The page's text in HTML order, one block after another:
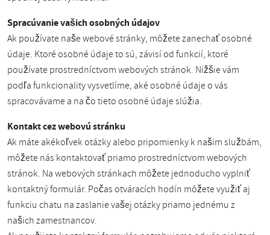
Spracúvanie vašich osobných údajov
Ak používate naše webové stránky, môžete zanechať osobné
údaje. Ktoré osobné údaje to sú, závisí od funkcií, ktoré
používate prostredníctvom webových stránok. Nižšie vám
podľa funkcionality vysvetlíme, aké osobné údaje o vás
spracovávame a na čo tieto osobné údaje slúžia.
Kontakt cez webovú stránku
Ak máte akékoľvek otázky alebo pripomienky k našim službám,
môžete nás kontaktovať priamo prostredníctvom webových
stránok. Na webových stránkach môžete jednoducho vyplniť
kontaktný formulár. Počas otváracích hodín môžete využiť aj
funkciu chatu na zaslanie vašej otázky priamo jednému z
našich zamestnancov.